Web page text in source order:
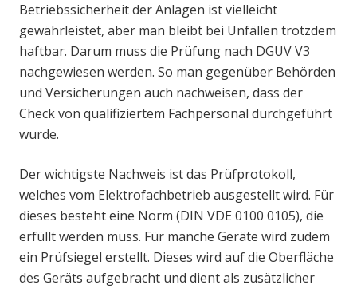
Betriebssicherheit der Anlagen ist vielleicht
gewährleistet, aber man bleibt bei Unfällen trotzdem
haftbar. Darum muss die Prüfung nach DGUV V3
nachgewiesen werden. So man gegenüber Behörden
und Versicherungen auch nachweisen, dass der
Check von qualifiziertem Fachpersonal durchgeführt
wurde.
Der wichtigste Nachweis ist das Prüfprotokoll,
welches vom Elektrofachbetrieb ausgestellt wird. Für
dieses besteht eine Norm (DIN VDE 0100 0105), die
erfüllt werden muss. Für manche Geräte wird zudem
ein Prüfsiegel erstellt. Dieses wird auf die Oberfläche
des Geräts aufgebracht und dient als zusätzlicher